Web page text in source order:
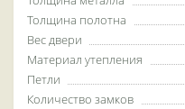
Толщина полотна
Вес двери
Материал утепления
Петли
Количество замков